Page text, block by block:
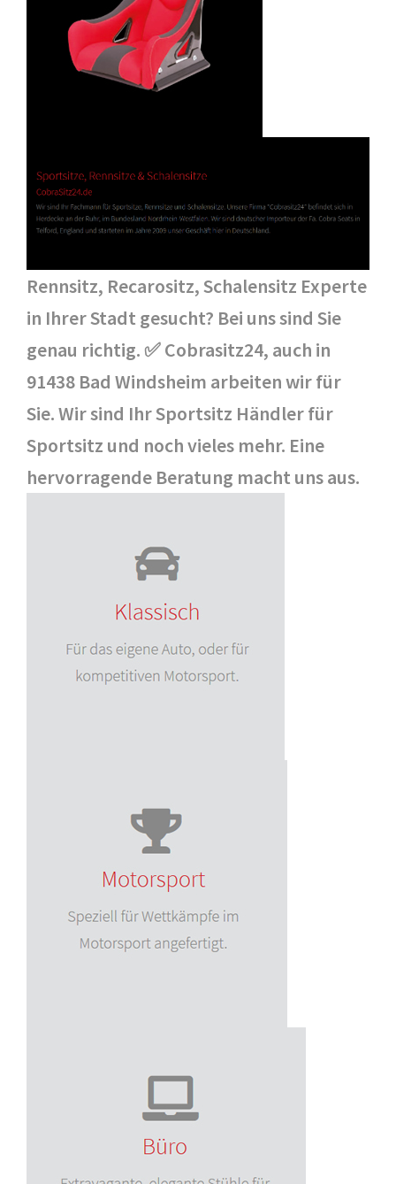
Rennsitz, Recarositz, Schalensitz Experte
in Ihrer Stadt gesucht? Bei uns sind Sie
genau richtig. ✅ Cobrasitz24, auch in
91438 Bad Windsheim arbeiten wir für
Sie. Wir sind Ihr Sportsitz Händler für
Sportsitz und noch vieles mehr. Eine
hervorragende Beratung macht uns aus.